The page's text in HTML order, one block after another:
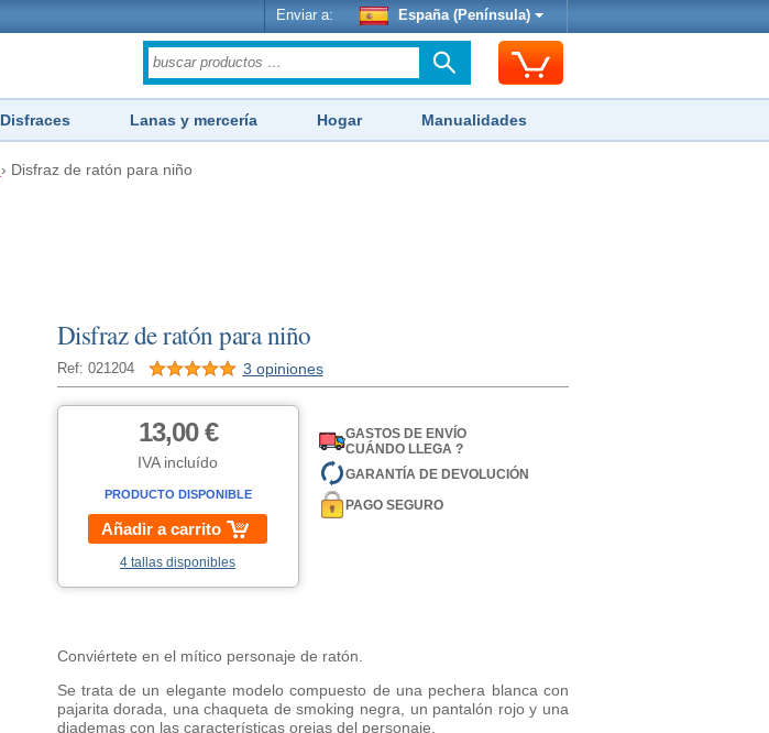
Enviar a: España (Península)
Disfraces Lanas y mercería Hogar Manualidades
› Disfraz de ratón para niño
Disfraz de ratón para niño
Ref: 021204 3 opiniones
13,00 €
IVA incluído
PRODUCTO DISPONIBLE
Añadir a carrito
4 tallas disponibles
GASTOS DE ENVÍO
CUÁNDO LLEGA ?
GARANTÍA DE DEVOLUCIÓN
PAGO SEGURO
Conviértete en el mítico personaje de ratón.
Se trata de un elegante modelo compuesto de una pechera blanca con
pajarita dorada, una chaqueta de smoking negra, un pantalón rojo y una
diademas con las características orejas del personaje.